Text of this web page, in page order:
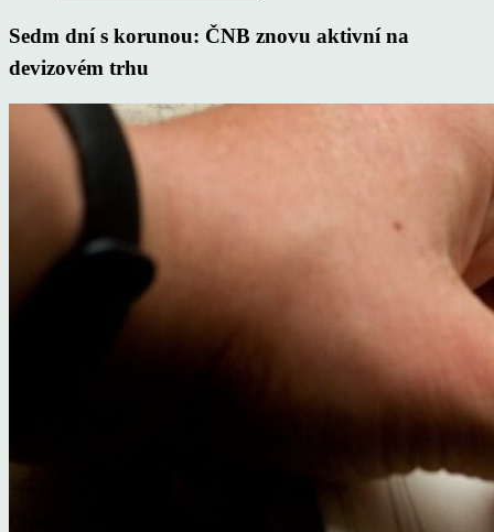
Sedm dní s korunou: ČNB znovu aktivní na
devizovém trhu